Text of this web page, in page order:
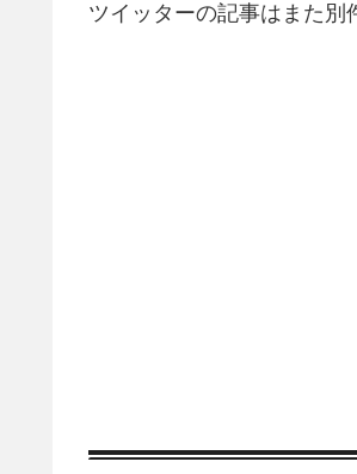
ツイッターの記事はまた別